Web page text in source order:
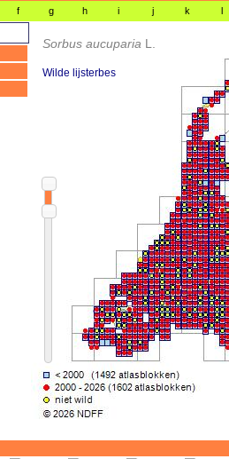
f g h i j k l
Sorbus aucuparia L.
Wilde lijsterbes